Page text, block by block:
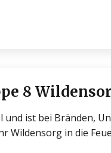
8
ist bei Bränden,
Wildensorg in die